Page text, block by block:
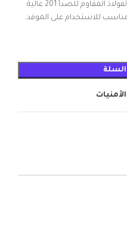
صُنع باحترافية باستخدام مادة الفولاذ المقاوم للصدأ 201 عالية
للاستخدام على الموقد.
السلة